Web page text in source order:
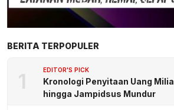
BERITA TERPOPULER
1 EDITOR'S PICK
Kronologi Penyitaan Uang
hingga Jampidsus Mundur